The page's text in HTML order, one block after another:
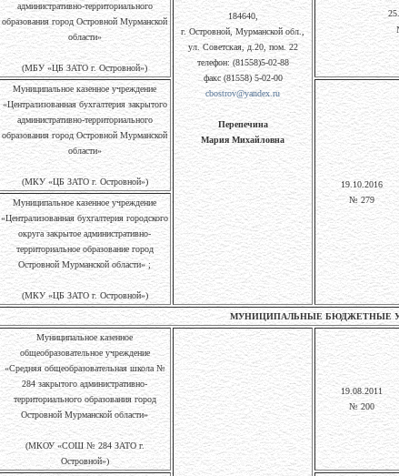
184640,
г. Островной, Мурманской обл.,
ул. Советская, д.20, пом. 22
телефон: (81558)5-02-88
факс (81558) 5-02-00
cbostrov@yandex.ru
Перепечина
Мария Михайловна
административно-территориального
образования город Островной Мурманской
области»
(МБУ «ЦБ ЗАТО г. Островной»)
Муниципальное казенное учреждение
«Централизованная бухгалтерия закрытого
административно-территориального
образования город Островной Мурманской
области»
(МКУ «ЦБ ЗАТО г. Островной»)
19.10.2016
№ 279
Муниципальное казенное учреждение
«Централизованная бухгалтерия городского
округа закрытое административно-
территориальное образование город
Островной Мурманской области» ;
(МКУ «ЦБ ЗАТО г. Островной»)
МУНИЦИПАЛЬНЫЕ БЮДЖЕТНЫЕ
Муниципальное казенное
общеобразовательное учреждение
«Средняя общеобразовательная школа №
284 закрытого административно-
территориального образования город
Островной Мурманской области»
(МКОУ «СОШ № 284 ЗАТО г.
Островной»)
19.08.2011
№ 200